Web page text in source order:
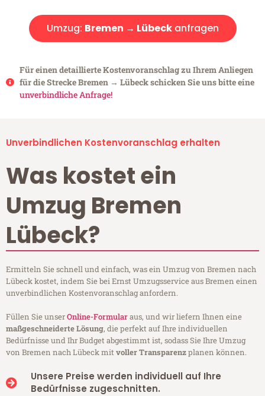
Umzug: Bremen → Lübeckanfragen
Für einen detaillierte Kostenvoranschlag zu Ihrem Anliegen
für die Strecke Bremen → Lübeck schicken Sie uns bitte eine
unverbindliche Anfrage!
Unverbindlichen Kostenvoranschlag erhalten
Was kostet ein
Umzug Bremen
Lübeck?
Ermitteln Sie schnell und einfach, was ein Umzug von Bremen nach
Lübeck kostet, indem Sie bei Ernst Umzugsservice aus Bremen einen
unverbindlichen Kostenvoranschlag anfordern.
Füllen Sie unserOnline-Formularaus, und wir liefern Ihnen eine
maßgeschneiderte Lösung, die perfekt auf Ihre individuellen
Bedürfnisse und Ihr Budget abgestimmt ist, sodass Sie Ihre Umzug
von Bremen nach Lübeck mitvoller Transparenzplanen können.
Unsere Preise werden individuell auf Ihre
Bedürfnisse zugeschnitten.